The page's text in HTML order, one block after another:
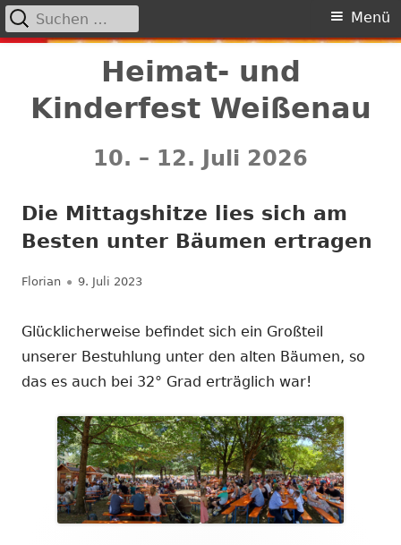
Inhalt
Heimat- und
Kinderfest Weißenau
10. – 12. Juli 2026
Primäres
Menü
Suchen
nach:
Die Mittagshitze lies sich am
Besten unter Bäumen ertragen
Autor
Florian Veröffentlicht
9. Juli 2023
Glücklicherweise befindet sich ein Großteil
unserer Bestuhlung unter den alten Bäumen, so
das es auch bei 32° Grad erträglich war!